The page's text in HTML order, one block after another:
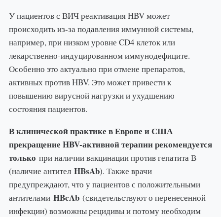
У пациентов с ВИЧ реактивация HBV может
происходить из-за подавления иммунной системы,
например, при низком уровне CD4 клеток или
лекарственно-индуцированном иммунодефиците.
Особенно это актуально при отмене препаратов,
активных против HBV. Это может привести к
повышению вирусной нагрузки и ухудшению
состояния пациентов.
В клинической практике в Европе и США
прекращение HBV-активной терапии рекомендуется
только при наличии вакцинации против гепатита В
(наличие антител HBsAb). Также врачи
предупреждают, что у пациентов с положительными
антителами HBcAb(свидетельствуют о перенесенной
инфекции) возможны рецидивы и потому необходим